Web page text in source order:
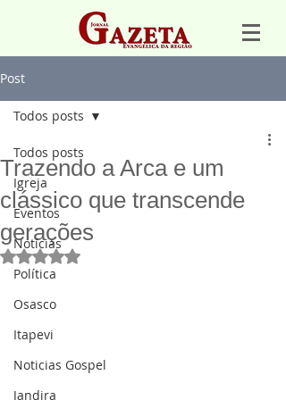
Post
Todos posts
Igreja
Eventos
Notícias
Política
Osasco
Itapevi
Noticias Gospel
Jandira
Todos posts
Trazendo a Arca e um
clássico que transcende
gerações
Avaliado com NaN de 5 estrelas.